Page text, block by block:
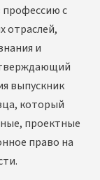
профессию с
отраслей,
и
выпускник
который
проектные
право на